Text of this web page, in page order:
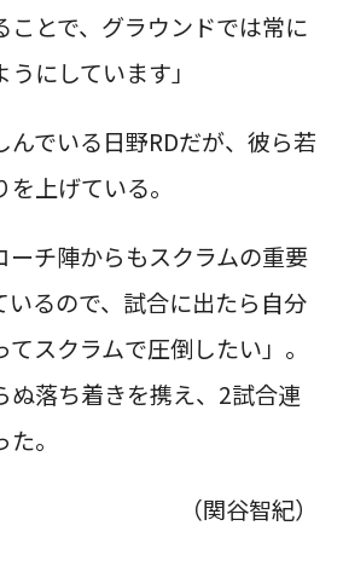
ことで、グラウンドでは常に
にしています」
んでいる日野RDだが、彼ら若
上げている。
ーチ陣からもスクラムの重要
いるので、試合に出たら自分
スクラムで圧倒したい」。
ぬ落ち着きを携え、2試合連
。
（関谷智紀）